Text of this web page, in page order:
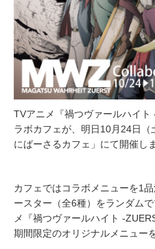
TVアニメ『禍つヴァールハイト
ラボカフェが、明日10月24日
にばーさるカフェ」にて開催しま
カフェではコラボメニューを1
ースター（全6種）をランダム
メ『禍つヴァールハイト -
期間限定のオリジナルメニュー